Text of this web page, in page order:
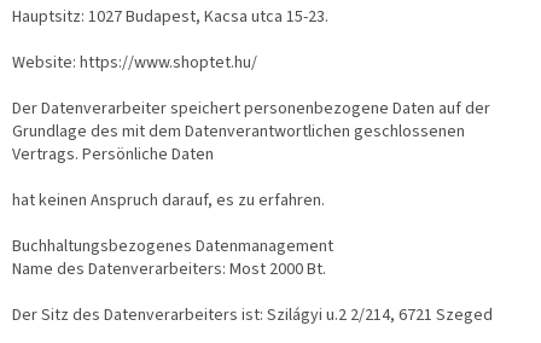
Hauptsitz: 1027 Budapest, Kacsa utca 15-23.
Website: https://www.shoptet.hu/
Der Datenverarbeiter speichert personenbezogene Daten auf der
Grundlage des mit dem Datenverantwortlichen geschlossenen
Vertrags. Persönliche Daten
hat keinen Anspruch darauf, es zu erfahren.
Buchhaltungsbezogenes Datenmanagement
Name des Datenverarbeiters: Most 2000 Bt.
Der Sitz des Datenverarbeiters ist: Szilágyi u.2 2/214, 6721 Szeged